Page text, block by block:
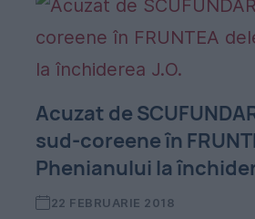
Acuzat de
sud-coreene în
Phenianului la
22 FEBRUARIE 2018